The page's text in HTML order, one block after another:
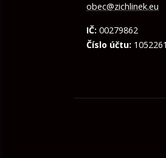
obec@zichlinek.eu
IČ: 00279862
Číslo účtu: